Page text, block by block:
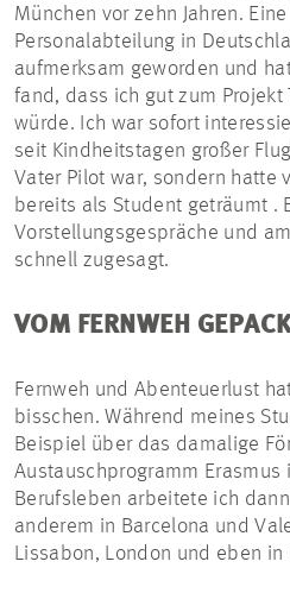
München vor zehn Jahren.
Personalabteilung in
aufmerksam geworden und
fand, dass ich gut zum Projekt
würde. Ich war sofort
seit Kindheitstagen großer
Vater Pilot war, sondern hatte
bereits als Student geträumt .
Vorstellungsgespräche und
schnell zugesagt.
VOM FERNWEH
Fernweh und Abenteuerlust
bisschen. Während meines
Beispiel über das damalige
Austauschprogramm Erasmus
Berufsleben arbeitete ich
anderem in Barcelona und
Lissabon, London und eben in